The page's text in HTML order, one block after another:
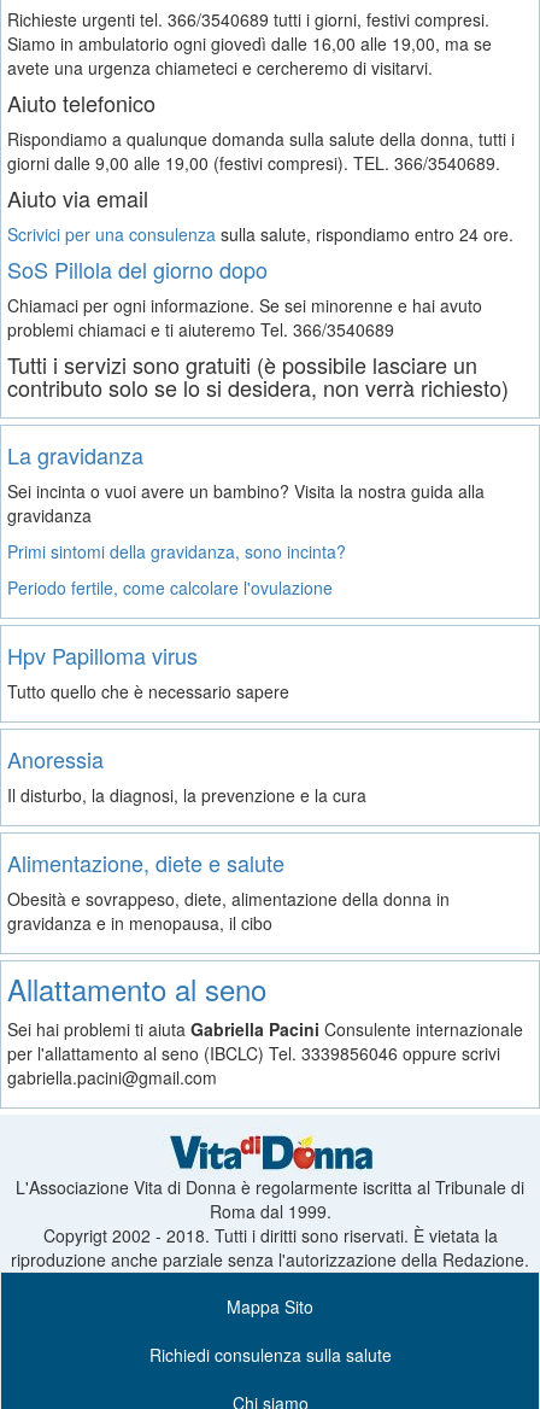
Richieste urgenti tel. 366/3540689 tutti i giorni, festivi compresi.
Siamo in ambulatorio ogni giovedì dalle 16,00 alle 19,00, ma se
avete una urgenza chiameteci e cercheremo di visitarvi.
Aiuto telefonico
Rispondiamo a qualunque domanda sulla salute della donna, tutti i
giorni dalle 9,00 alle 19,00 (festivi compresi). TEL. 366/3540689.
Aiuto via email
Scrivici per una consulenza sulla salute, rispondiamo entro 24 ore.
SoS Pillola del giorno dopo
Chiamaci per ogni informazione. Se sei minorenne e hai avuto
problemi chiamaci e ti aiuteremo Tel. 366/3540689
Tutti i servizi sono gratuiti (è possibile lasciare un
contributo solo se lo si desidera, non verrà richiesto)
La gravidanza
Sei incinta o vuoi avere un bambino? Visita la nostra guida alla
gravidanza
Primi sintomi della gravidanza, sono incinta?
Periodo fertile, come calcolare l'ovulazione
Hpv Papilloma virus
Tutto quello che è necessario sapere
Anoressia
Il disturbo, la diagnosi, la prevenzione e la cura
Alimentazione, diete e salute
Obesità e sovrappeso, diete, alimentazione della donna in
gravidanza e in menopausa, il cibo
Allattamento al seno
Sei hai problemi ti aiuta Gabriella Pacini Consulente internazionale
per l'allattamento al seno (IBCLC) Tel. 3339856046 oppure scrivi
gabriella.pacini@gmail.com
L'Associazione Vita di Donna è regolarmente iscritta al Tribunale di
Roma dal 1999.
Copyrigt 2002 - 2018. Tutti i diritti sono riservati. È vietata la
riproduzione anche parziale senza l'autorizzazione della Redazione.
Mappa Sito
Richiedi consulenza sulla salute
Chi siamo